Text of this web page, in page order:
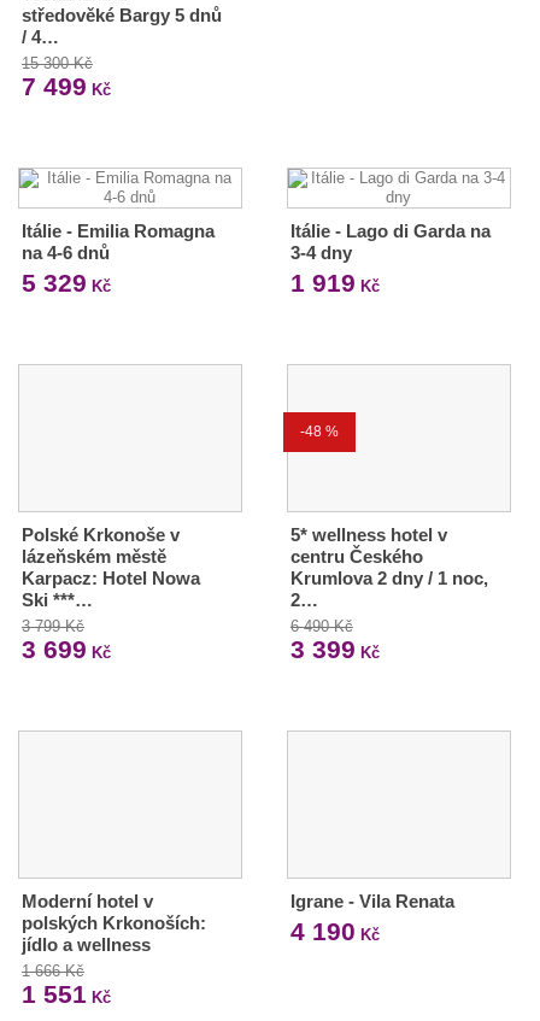
středověké Bargy 5 dnů
/ 4…
15 300 Kč
7 499 Kč
Itálie - Emilia Romagna
na 4-6 dnů
5 329 Kč
Itálie - Lago di Garda na
3-4 dny
1 919 Kč
Polské Krkonoše v
lázeňském městě
Karpacz: Hotel Nowa
Ski ***…
3 799 Kč
3 699 Kč
-48 %
5* wellness hotel v
centru Českého
Krumlova 2 dny / 1 noc,
2…
6 490 Kč
3 399 Kč
Moderní hotel v
polských Krkonoších:
jídlo a wellness
1 666 Kč
1 551 Kč
Igrane - Vila Renata
4 190 Kč